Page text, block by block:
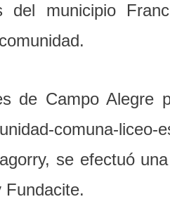
del municipio
de Campo Alegre
comuna-
se efectuó
Fundacite.